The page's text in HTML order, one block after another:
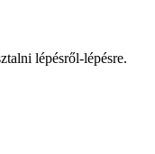
lépésről-lépésre.